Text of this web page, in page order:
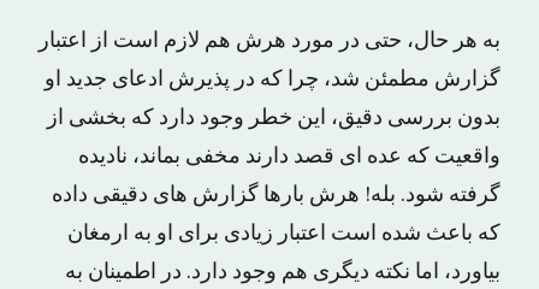
به هر حال، حتی در مورد هرش هم لازم است از اعتبار
گزارش مطمئن شد، چرا که در پذیرش ادعای جدید او
بدون بررسی دقیق، این خطر وجود دارد که بخشی از
واقعیت که عده ای قصد دارند مخفی بماند، نادیده
گرفته شود. بله! هرش بارها گزارش های دقیقی داده
که باعث شده است اعتبار زیادی برای او به ارمغان
بیاورد، اما نکته دیگری هم وجود دارد. در اطمینان به